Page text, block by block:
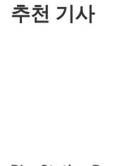
추천 기사